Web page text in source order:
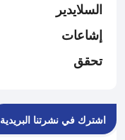
السلايدير
إشاعات
تحقق
اشترك في نشرتنا البريدية